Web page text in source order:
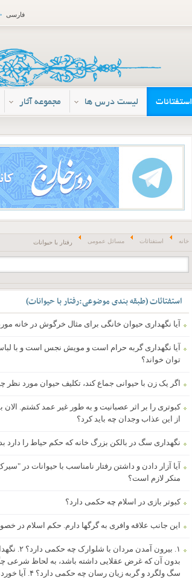
فارسی
استفتائات لیست درس ها مجموعه آثار
خانه استفتائات مسائل عمومی رفتار با حیوانات
استفتائات(طبقه بندی موضوعی:رفتار با حیوانات)
آیا نگهداری حیوان خانگی برای مثال خرگوش در خانه
آیا نگهداری گربه حرام است و مویش نجس است و با
توان خواند؟
اگر یک زن با حیوانی جماع کند، تکلیف حیوان مورد نظر
کبوتری را بر اثر عصبانیت و به طور غیر عمد کشتم.
از این عذاب وجدان چه باید کرد؟
نگهداری سگ در بالکن بزرگ خانه که حکم حیاط را
آیا آزار دادن و داشتن رفتار نامناسب با حیوانات در
منکر لازم است؟
کبوتر بازی در اسلام چه حکمی دارد؟
این جانب علاقه وافری به گرگها دارم. حکم اسلام
۱. بیرون
سگ ولگرد و